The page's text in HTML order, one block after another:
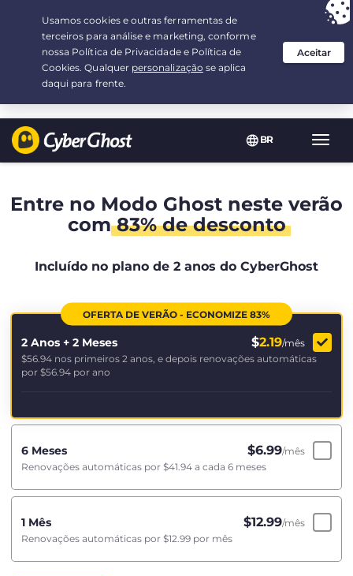
BR
Sua escolha: a melhor ofertapor 2.1666666666667-ano(s) a $
/mês
Entre no Modo Ghost neste verão
com83% de desconto
Incluído no plano de 2 anos do CyberGhost
OFERTA DE VERÃO - ECONOMIZE 83%
2 Anos + 2 Meses $2.19/mês
$56.94 nos primeiros 2 anos, e depois renovações automáticas
por $56.94 por ano
6 Meses $6.99/mês
Renovações automáticas por $41.94 a cada 6 meses
1 Mês $12.99/mês
Renovações automáticas por $12.99 por mês